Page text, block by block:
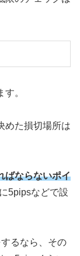
。
めた損切場所は
ばならないポイ
5pipsなどで設
るなら、その